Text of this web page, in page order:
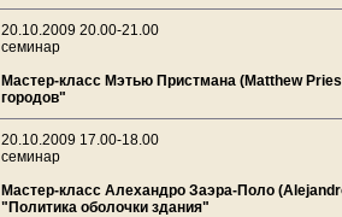
20.10.2009 20.00-21.00
семинар
Мастер-класс Мэтью Пристмана (Matthew
городов"
20.10.2009 17.00-18.00
семинар
Мастер-класс Алехандро Заэра-Поло
"Политика оболочки здания"